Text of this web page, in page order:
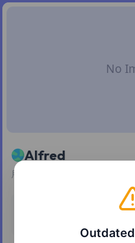
Alfred
用一个快捷键启动应用、跑工